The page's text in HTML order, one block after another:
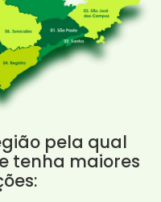
pela qual
tenha maiores